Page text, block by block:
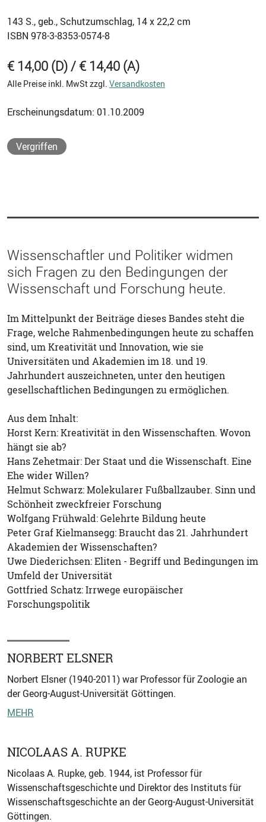
143 S., geb., Schutzumschlag, 14 x 22,2 cm
ISBN 978-3-8353-0574-8
€ 14,00 (D) / € 14,40 (A)
Alle Preise inkl. MwSt zzgl. Versandkosten
Erscheinungsdatum: 01.10.2009
Vergriffen
Wissenschaftler und Politiker widmen
sich Fragen zu den Bedingungen der
Wissenschaft und Forschung heute.
Im Mittelpunkt der Beiträge dieses Bandes steht die
Frage, welche Rahmenbedingungen heute zu schaffen
sind, um Kreativität und Innovation, wie sie
Universitäten und Akademien im 18. und 19.
Jahrhundert auszeichneten, unter den heutigen
gesellschaftlichen Bedingungen zu ermöglichen.
Aus dem Inhalt:
Horst Kern: Kreativität in den Wissenschaften. Wovon
hängt sie ab?
Hans Zehetmair: Der Staat und die Wissenschaft. Eine
Ehe wider Willen?
Helmut Schwarz: Molekularer Fußballzauber. Sinn und
Schönheit zweckfreier Forschung
Wolfgang Frühwald: Gelehrte Bildung heute
Peter Graf Kielmansegg: Braucht das 21. Jahrhundert
Akademien der Wissenschaften?
Uwe Diederichsen: Eliten - Begriff und Bedingungen im
Umfeld der Universität
Gottfried Schatz: Irrwege europäischer
Forschungspolitik
NORBERT ELSNER
Norbert Elsner (1940-2011) war Professor für Zoologie an
der Georg-August-Universität Göttingen.
MEHR
NICOLAAS A. RUPKE
Nicolaas A. Rupke, geb. 1944, ist Professor für
Wissenschaftsgeschichte und Direktor des Instituts für
Wissenschaftsgeschichte an der Georg-August-Universität
Göttingen.